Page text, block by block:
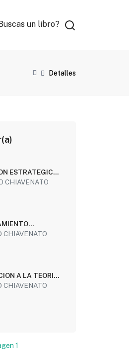
un libro?
Detalles
ESTRATEGICA
CHIAVENATO
DINAMICA
CHIAVENATO
A LA TEORIA
LA...
CHIAVENATO